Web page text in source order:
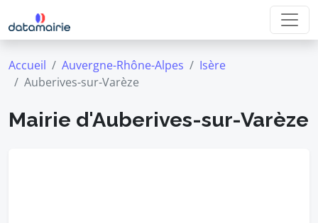
Accueil Auvergne-Rhône-Alpes
Isère
Auberives-sur-Varèze
Mairie d'Auberives-sur-Varèze